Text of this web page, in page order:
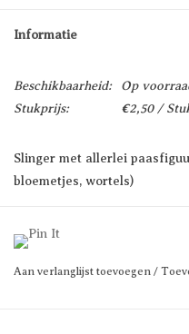
Informatie
Beschikbaarheid: Op
Stukprijs:
€2,50 /
Slinger met allerlei
bloemetjes, wortels)
Aan verlanglijst toevoegen /